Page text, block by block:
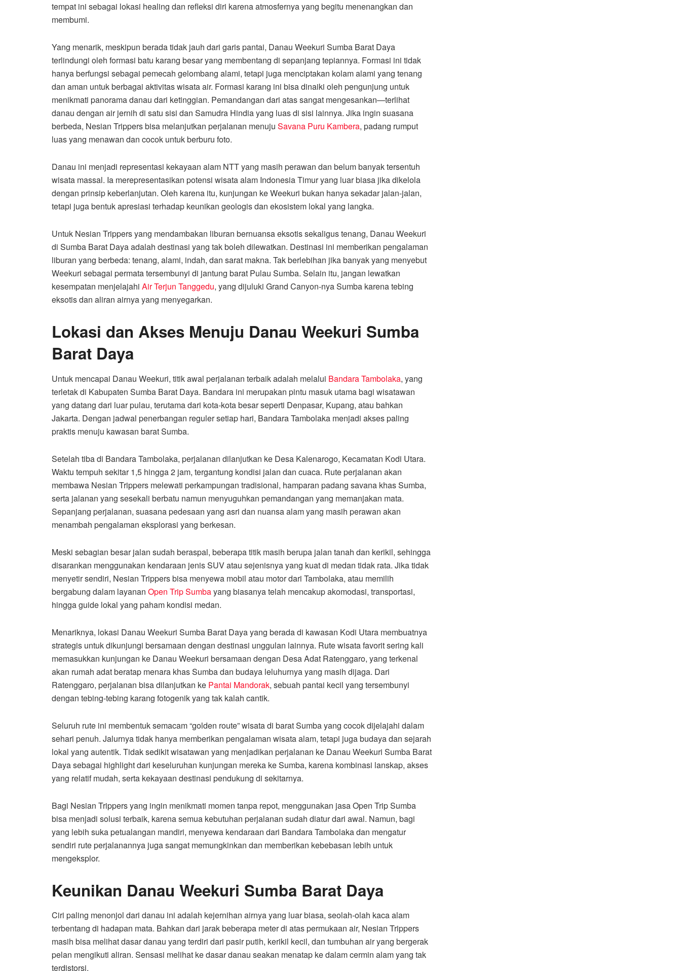
tempat ini sebagai lokasi healing dan refleksi diri karena atmosfernya yang begitu menenangkan dan
membumi.
Yang menarik, meskipun berada tidak jauh dari garis pantai, Danau Weekuri Sumba Barat Daya
terlindungi oleh formasi batu karang besar yang membentang di sepanjang tepiannya. Formasi ini tidak
hanya berfungsi sebagai pemecah gelombang alami, tetapi juga menciptakan kolam alami yang tenang
dan aman untuk berbagai aktivitas wisata air. Formasi karang ini bisa dinaiki oleh pengunjung untuk
menikmati panorama danau dari ketinggian. Pemandangan dari atas sangat mengesankan—terlihat
danau dengan air jernih di satu sisi dan Samudra Hindia yang luas di sisi lainnya. Jika ingin suasana
berbeda, Nesian Trippers bisa melanjutkan perjalanan menuju Savana Puru Kambera, padang rumput
luas yang menawan dan cocok untuk berburu foto.
Danau ini menjadi representasi kekayaan alam NTT yang masih perawan dan belum banyak tersentuh
wisata massal. Ia merepresentasikan potensi wisata alam Indonesia Timur yang luar biasa jika dikelola
dengan prinsip keberlanjutan. Oleh karena itu, kunjungan ke Weekuri bukan hanya sekadar jalan-jalan,
tetapi juga bentuk apresiasi terhadap keunikan geologis dan ekosistem lokal yang langka.
Untuk Nesian Trippers yang mendambakan liburan bernuansa eksotis sekaligus tenang, Danau Weekuri
di Sumba Barat Daya adalah destinasi yang tak boleh dilewatkan. Destinasi ini memberikan pengalaman
liburan yang berbeda: tenang, alami, indah, dan sarat makna. Tak berlebihan jika banyak yang menyebut
Weekuri sebagai permata tersembunyi di jantung barat Pulau Sumba. Selain itu, jangan lewatkan
kesempatan menjelajahi Air Terjun Tanggedu, yang dijuluki Grand Canyon-nya Sumba karena tebing
eksotis dan aliran airnya yang menyegarkan.
Lokasi dan Akses Menuju Danau Weekuri Sumba
Barat Daya
Untuk mencapai Danau Weekuri, titik awal perjalanan terbaik adalah melalui Bandara Tambolaka, yang
terletak di Kabupaten Sumba Barat Daya. Bandara ini merupakan pintu masuk utama bagi wisatawan
yang datang dari luar pulau, terutama dari kota-kota besar seperti Denpasar, Kupang, atau bahkan
Jakarta. Dengan jadwal penerbangan reguler setiap hari, Bandara Tambolaka menjadi akses paling
praktis menuju kawasan barat Sumba.
Setelah tiba di Bandara Tambolaka, perjalanan dilanjutkan ke Desa Kalenarogo, Kecamatan Kodi Utara.
Waktu tempuh sekitar 1,5 hingga 2 jam, tergantung kondisi jalan dan cuaca. Rute perjalanan akan
membawa Nesian Trippers melewati perkampungan tradisional, hamparan padang savana khas Sumba,
serta jalanan yang sesekali berbatu namun menyuguhkan pemandangan yang memanjakan mata.
Sepanjang perjalanan, suasana pedesaan yang asri dan nuansa alam yang masih perawan akan
menambah pengalaman eksplorasi yang berkesan.
Meski sebagian besar jalan sudah beraspal, beberapa titik masih berupa jalan tanah dan kerikil, sehingga
disarankan menggunakan kendaraan jenis SUV atau sejenisnya yang kuat di medan tidak rata. Jika tidak
menyetir sendiri, Nesian Trippers bisa menyewa mobil atau motor dari Tambolaka, atau memilih
bergabung dalam layanan Open Trip Sumbayang biasanya telah mencakup akomodasi, transportasi,
hingga guide lokal yang paham kondisi medan.
Menariknya, lokasi Danau Weekuri Sumba Barat Daya yang berada di kawasan Kodi Utara membuatnya
strategis untuk dikunjungi bersamaan dengan destinasi unggulan lainnya. Rute wisata favorit sering kali
memasukkan kunjungan ke Danau Weekuri bersamaan dengan Desa Adat Ratenggaro, yang terkenal
akan rumah adat beratap menara khas Sumba dan budaya leluhurnya yang masih dijaga. Dari
Ratenggaro, perjalanan bisa dilanjutkan ke Pantai Mandorak, sebuah pantai kecil yang tersembunyi
dengan tebing-tebing karang fotogenik yang tak kalah cantik.
Seluruh rute ini membentuk semacam “golden route” wisata di barat Sumba yang cocok dijelajahi dalam
sehari penuh. Jalurnya tidak hanya memberikan pengalaman wisata alam, tetapi juga budaya dan sejarah
lokal yang autentik. Tidak sedikit wisatawan yang menjadikan perjalanan ke Danau Weekuri Sumba Barat
Daya sebagai highlight dari keseluruhan kunjungan mereka ke Sumba, karena kombinasi lanskap, akses
yang relatif mudah, serta kekayaan destinasi pendukung di sekitarnya.
Bagi Nesian Trippers yang ingin menikmati momen tanpa repot, menggunakan jasa Open Trip Sumba
bisa menjadi solusi terbaik, karena semua kebutuhan perjalanan sudah diatur dari awal. Namun, bagi
yang lebih suka petualangan mandiri, menyewa kendaraan dari Bandara Tambolaka dan mengatur
sendiri rute perjalanannya juga sangat memungkinkan dan memberikan kebebasan lebih untuk
mengeksplor.
Keunikan Danau Weekuri Sumba Barat Daya
Ciri paling menonjol dari danau ini adalah kejernihan airnya yang luar biasa, seolah-olah kaca alam
terbentang di hadapan mata. Bahkan dari jarak beberapa meter di atas permukaan air, Nesian Trippers
masih bisa melihat dasar danau yang terdiri dari pasir putih, kerikil kecil, dan tumbuhan air yang bergerak
pelan mengikuti aliran. Sensasi melihat ke dasar danau seakan menatap ke dalam cermin alam yang tak
terdistorsi.